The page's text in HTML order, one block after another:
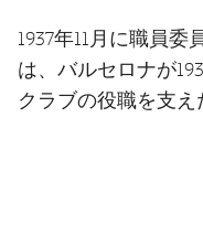
結果
順位表
スケジュール
チケット
PLUSICON
LABEL.ARIA.PLUS
1937年11月に職員
は、バルセロナが
クラブの役職を支え